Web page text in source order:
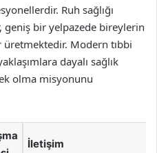
Ruh sağlığı
geniş bir yelpazede bireylerin
Modern tıbbi
dayalı sağlık
olma misyonunu
İletişim